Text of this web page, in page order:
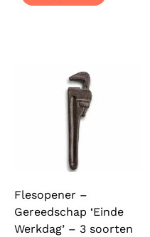
Flesopener –
Gereedschap ‘Einde
Werkdag’ – 3 soorten